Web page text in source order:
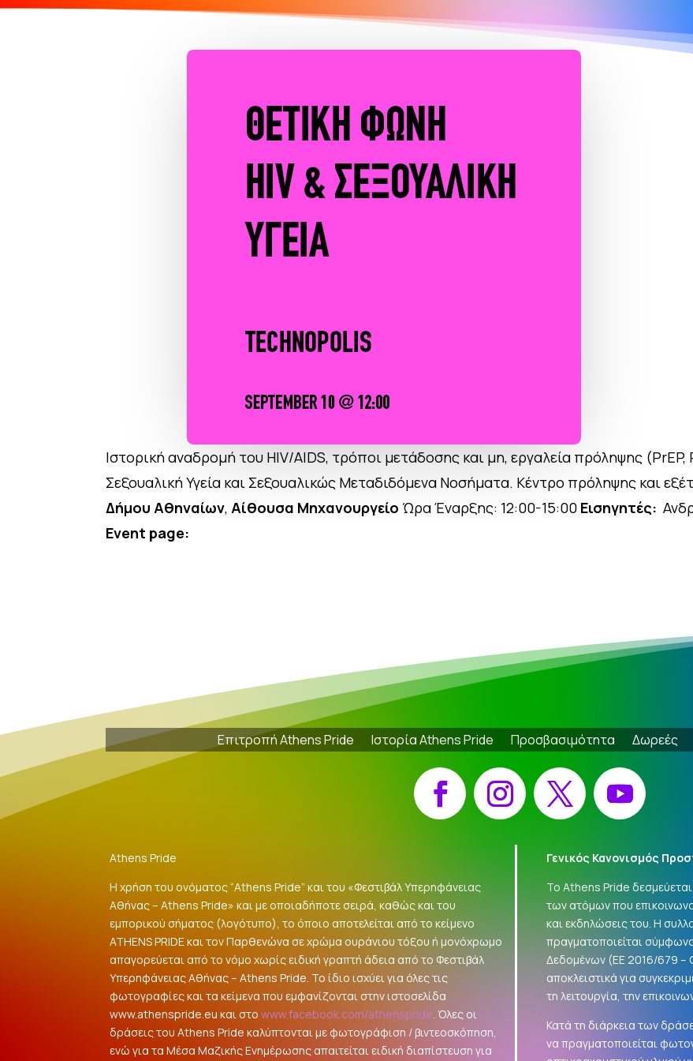
Ιστορική αναδρομή του HIV/AIDS, τρόποι μετάδοσης και μη, εργαλεία πρόληψης
Σεξουαλική Υγεία και Σεξουαλικώς Μεταδιδόμενα Νοσήματα. Κέντρο πρόληψης και
Δήμου Αθηναίων,Αίθουσα Μηχανουργείο Ώρα Έναρξης: 12:00-15:00 Εισηγητές:
Event page:
Επιτροπή Athens Pride Ιστορία Athens Pride Προσβασιμότητα Δωρεές
Facebook Instagram X YouTube
Athens Pride
Η χρήση του ονόματος “Athens Pride” και του «Φεστιβάλ Υπερηφάνειας
Αθήνας – Athens Pride» και με οποιαδήποτε σειρά, καθώς και του
εμπορικού σήματος (λογότυπο), το όποιο αποτελείται από το κείμενο
ATHENS PRIDE και τον Παρθενώνα σε χρώμα ουράνιου τόξου ή μονόχρωμο
απαγορεύεται από το νόμο χωρίς ειδική γραπτή άδεια από το Φεστιβάλ
Υπερηφάνειας Αθήνας – Athens Pride. Το ίδιο ισχύει για όλες τις
φωτογραφίες και τα κείμενα που εμφανίζονται στην ιστοσελίδα
www.athenspride.eu και στοwww.facebook.com/athenspride. Όλες οι
δράσεις του Athens Pride καλύπτονται με φωτογράφιση / βιντεοσκόπηση,
ενώ για τα Μέσα Μαζικής Ενημέρωσης απαιτείται ειδική διαπίστευση για
Γενικός Κανονισμός
Το Athens Pride
των ατόμων που
και εκδηλώσεις του. Η
πραγματοποιείται
Δεδομένων (ΕΕ 2016/679 –
αποκλειστικά για
τη λειτουργία, την
Κατά τη διάρκεια των
να πραγματοποιείται